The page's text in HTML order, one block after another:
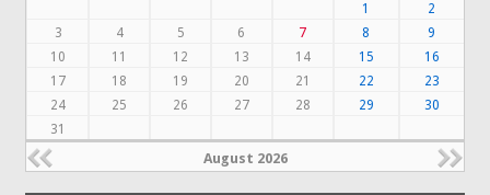
1
2
3
4 5 6 7 8
9
10
11 12 13 14 15
16
17
18 19 20 21 22
23
24
25 26 27 28 29
30
31
August 2026